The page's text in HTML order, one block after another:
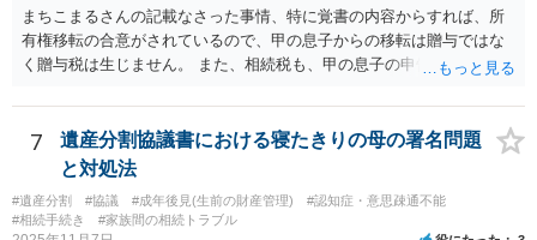
まちこまるさんの記載なさった事情、特に覚書の内容からすれば、所
有権移転の合意がされているので、甲の息子からの移転は贈与ではな
く贈与税は生じません。 また、相続税も、甲の息子の申告の内容の問
で、支払う義務はないということになります。 所有権移転登記を求め
て裁判を起こすというのが本筋でしょう。 弁護士に依頼してくださ
7
遺産分割協議書における寝たきりの母の署名問題
と対処法
#遺産分割 #協議 #成年後見(生前の財産管理)
#認知症・意思疎通不能
#相続手続き
#家族間の相続トラブル